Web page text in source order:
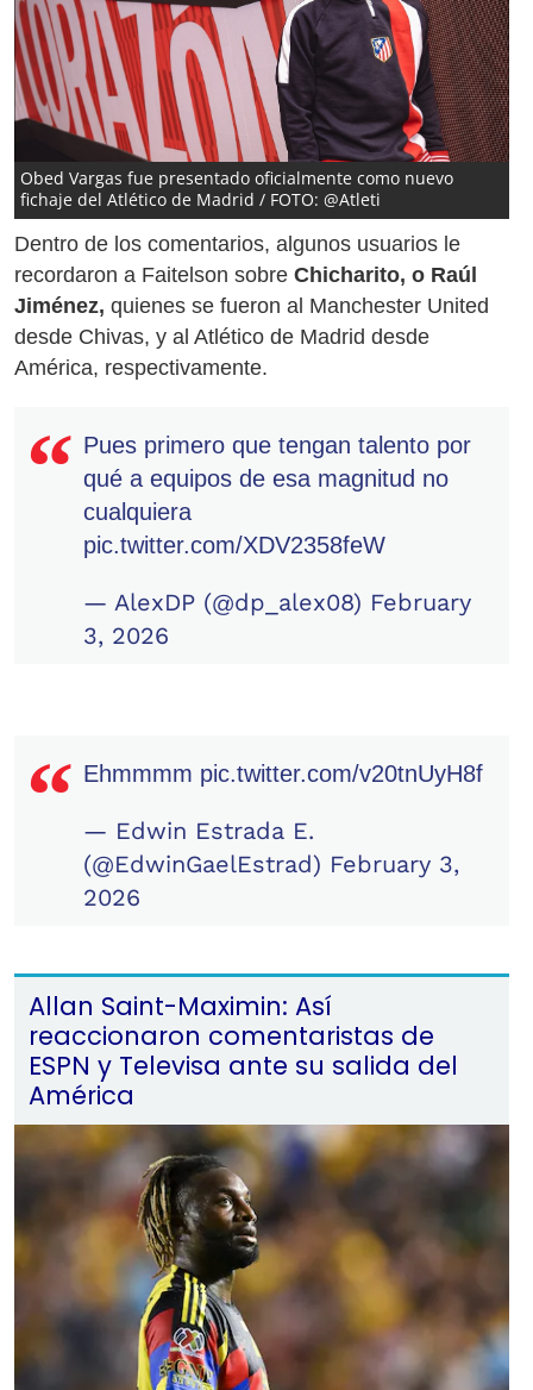
Obed Vargas fue presentado oficialmente como nuevo
fichaje del Atlético de Madrid / FOTO: @Atleti
Dentro de los comentarios, algunos usuarios le
recordaron a Faitelson sobre Chicharito, o Raúl
Jiménez, quienes se fueron al Manchester United
desde Chivas, y al Atlético de Madrid desde
América, respectivamente.
Pues primero que tengan talento por
qué a equipos de esa magnitud no
cualquiera
pic.twitter.com/XDV2358feW
— AlexDP (@dp_alex08) February
3, 2026
Ehmmmm pic.twitter.com/v20tnUyH8f
— Edwin Estrada E.
(@EdwinGaelEstrad) February 3,
2026
Allan Saint-Maximin: Así
reaccionaron comentaristas de
ESPN y Televisa ante su salida del
América